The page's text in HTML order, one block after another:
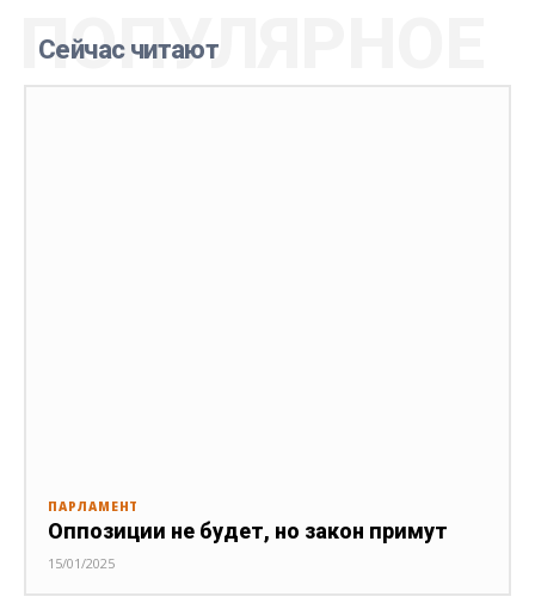
Сейчас читают
ПОПУЛЯРНОЕ
ПАРЛАМЕНТ
Оппозиции не будет, но закон примут
15/01/2025